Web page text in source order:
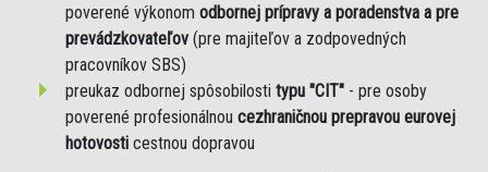
poverené výkonom odbornej prípravy a poradenstva a pre
prevádzkovateľov (pre majiteľov a zodpovedných
pracovníkov SBS)
preukaz odbornej spôsobilosti typu "CIT" - pre osoby
poverené profesionálnou cezhraničnou prepravou eurovej
hotovosti cestnou dopravou